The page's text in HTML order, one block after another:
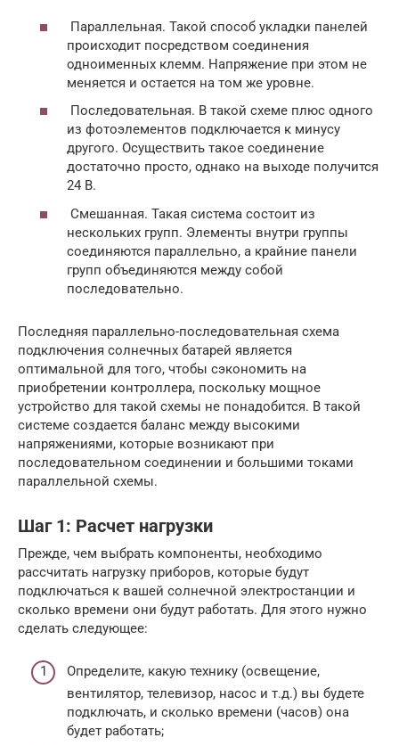
Параллельная. Такой способ укладки панелей
происходит посредством соединения
одноименных клемм. Напряжение при этом не
меняется и остается на том же уровне.
Последовательная. В такой схеме плюс одного
из фотоэлементов подключается к минусу
другого. Осуществить такое соединение
достаточно просто, однако на выходе получится
24 В.
Смешанная. Такая система состоит из
нескольких групп. Элементы внутри группы
соединяются параллельно, а крайние панели
групп объединяются между собой
последовательно.
Последняя параллельно-последовательная схема
подключения солнечных батарей является
оптимальной для того, чтобы сэкономить на
приобретении контроллера, поскольку мощное
устройство для такой схемы не понадобится. В такой
системе создается баланс между высокими
напряжениями, которые возникают при
последовательном соединении и большими токами
параллельной схемы.
Шаг 1: Расчет нагрузки
Прежде, чем выбрать компоненты, необходимо
рассчитать нагрузку приборов, которые будут
подключаться к вашей солнечной электростанции и
сколько времени они будут работать. Для этого нужно
сделать следующее:
Определите, какую технику (освещение,
вентилятор, телевизор, насос и т.д.) вы будете
подключать, и сколько времени (часов) она
будет работать;